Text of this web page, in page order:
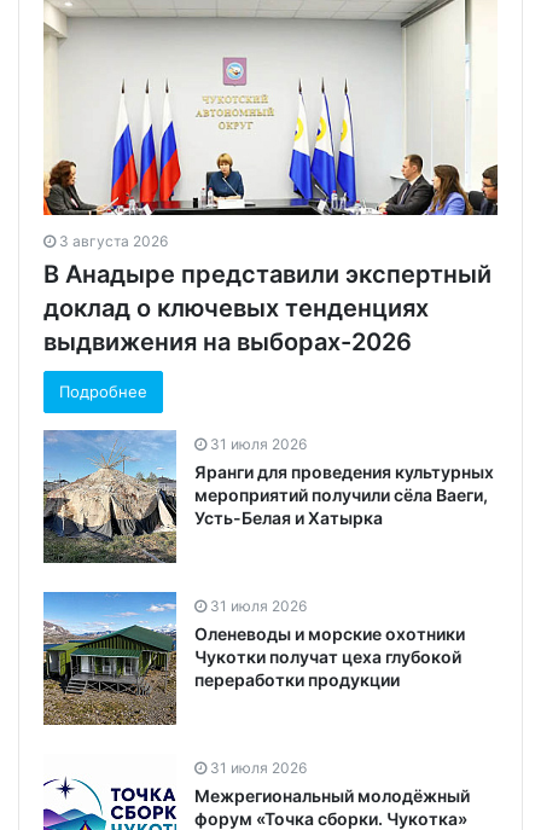
3 августа 2026
В Анадыре представили экспертный
доклад о ключевых тенденциях
выдвижения на выборах-2026
Подробнее
31 июля 2026
Яранги для проведения культурных
мероприятий получили сёла Ваеги,
Усть-Белая и Хатырка
31 июля 2026
Оленеводы и морские охотники
Чукотки получат цеха глубокой
переработки продукции
31 июля 2026
Межрегиональный молодёжный
форум «Точка сборки. Чукотка»